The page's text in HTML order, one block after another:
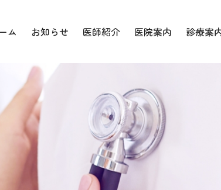
ム お知らせ 医師紹介 医院案内 診療案